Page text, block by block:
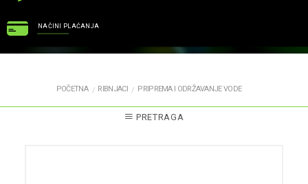
NAČINI PLAĆANJA
POČETNA / RIBNJACI / PRIPREMA I ODRŽAVANJE VODE
PRETRAGA